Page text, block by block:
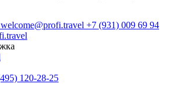
welcome@profi.travel +7 (931) 009 69 94
120-28-25